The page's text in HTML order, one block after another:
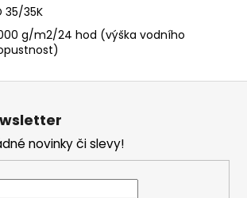
35/35K
g/m2/24 hod (výška vodního
novinky či slevy!